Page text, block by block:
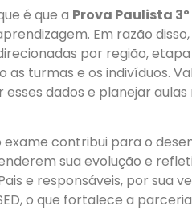
é que a Prova Paulista
Em razão
por região,
as turmas e os indivíduos.
esses dados e planejar
exame contribui para o
sua evolução e
e responsáveis, por sua
o que fortalece a